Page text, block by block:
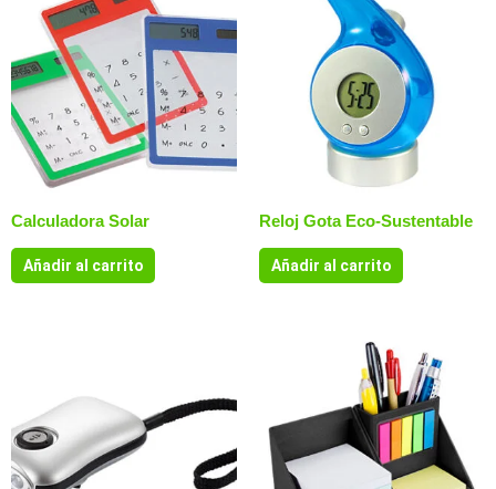
Calculadora Solar
Añadir al carrito
Reloj Gota Eco-Sustentable
Añadir al carrito